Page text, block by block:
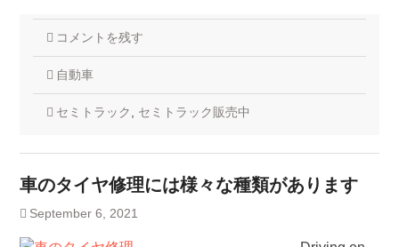
コメントを残す
自動車
セミトラック, セミトラック販売中
車のタイヤ修理には様々な種類があります
September 6, 2021